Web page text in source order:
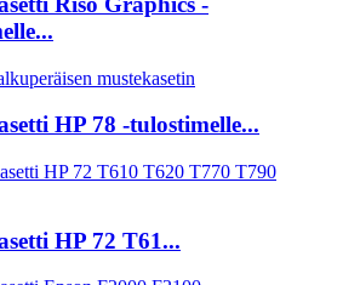
HP 78 -tulostimelle...
HP 72 T61...